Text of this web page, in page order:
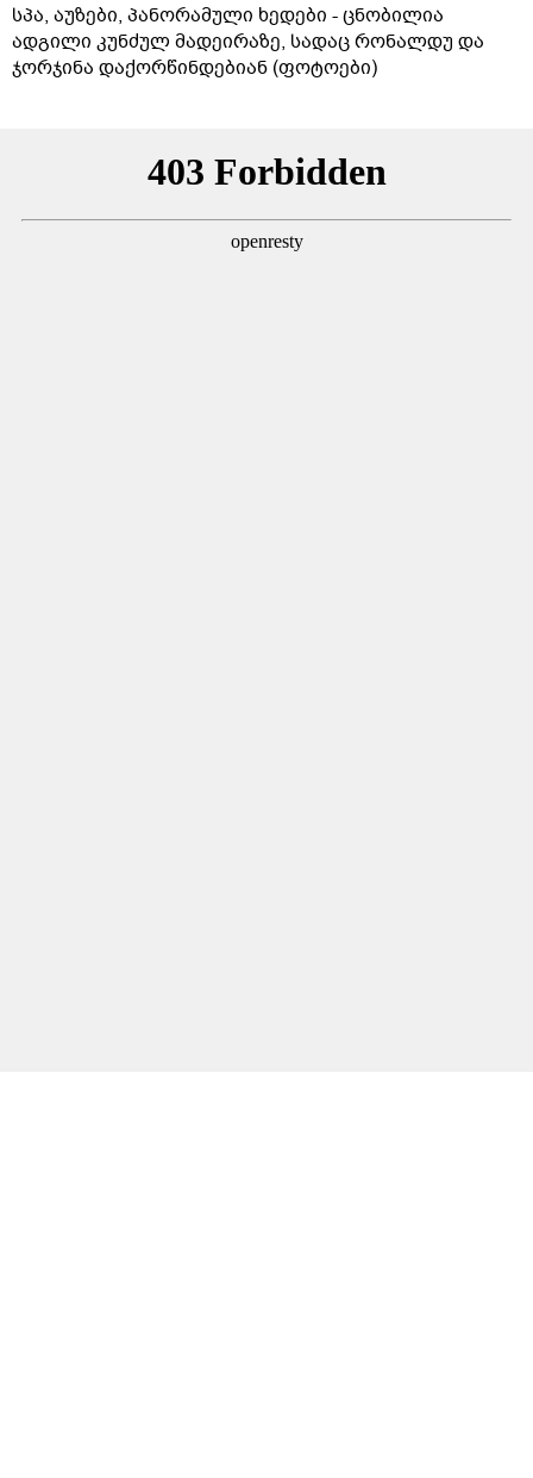
სპა, აუზები, პანორამული ხედები - ცნობილია
ადგილი კუნძულ მადეირაზე, სადაც რონალდუ და
ჯორჯინა დაქორწინდებიან (ფოტოები)